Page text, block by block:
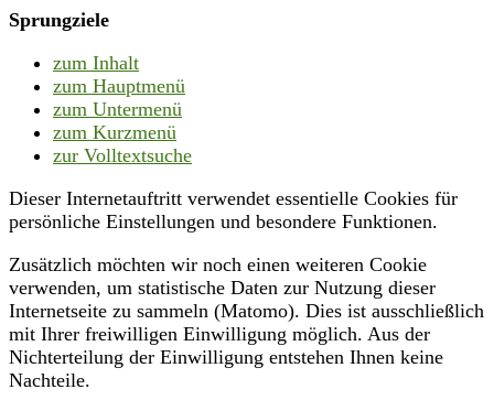
Sprungziele
zum Inhalt
zum Hauptmenü
zum Untermenü
zum Kurzmenü
zur Volltextsuche
Dieser Internetauftritt verwendet essentielle Cookies für
persönliche Einstellungen und besondere Funktionen.
Zusätzlich möchten wir noch einen weiteren Cookie
verwenden, um statistische Daten zur Nutzung dieser
Internetseite zu sammeln (Matomo). Dies ist ausschließlich
mit Ihrer freiwilligen Einwilligung möglich. Aus der
Nichterteilung der Einwilligung entstehen Ihnen keine
Nachteile.